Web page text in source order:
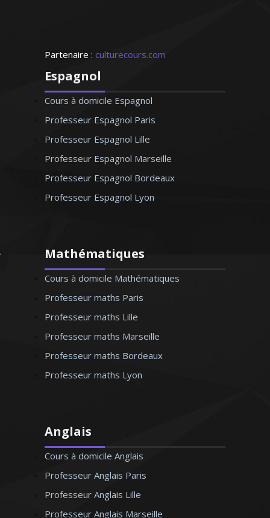
Partenaire : culturecours.com
Espagnol
Cours à domicile Espagnol
Professeur Espagnol Paris
Professeur Espagnol Lille
Professeur Espagnol Marseille
Professeur Espagnol Bordeaux
Professeur Espagnol Lyon
Mathématiques
Cours à domicile Mathématiques
Professeur maths Paris
Professeur maths Lille
Professeur maths Marseille
Professeur maths Bordeaux
Professeur maths Lyon
Anglais
Cours à domicile Anglais
Professeur Anglais Paris
Professeur Anglais Lille
Professeur Anglais Marseille